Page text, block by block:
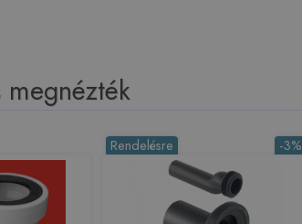
-3%
Rendelésre